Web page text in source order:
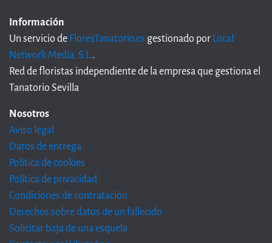
Información
Un servicio de FloresTanatorio.es gestionado por Local
Network Media, S.L..
Red de floristas independiente de la empresa que gestiona el
Tanatorio Sevilla
Nosotros
Aviso legal
Datos de entrega
Política de cookies
Política de privacidad
Condiciones de contratación
Derechos sobre datos de un fallecido
Solicitar baja de una esquela